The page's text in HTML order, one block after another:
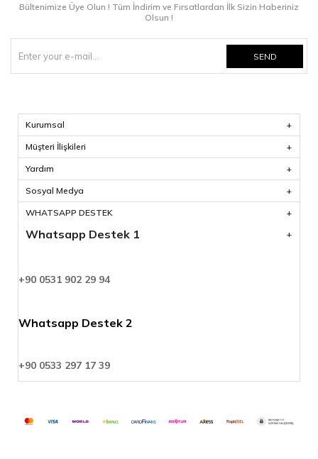
Bültenimize Üye Olun ! Tüm İndirim ve Fırsatlardan İlk Sizin Haberiniz
Olsun !
SEND
Kurumsal
Müşteri İlişkileri
Yardım
Sosyal Medya
WHATSAPP DESTEK
Whatsapp Destek 1
+90 0531 902 29 94
Whatsapp Destek 2
+90 0533 297 17 39